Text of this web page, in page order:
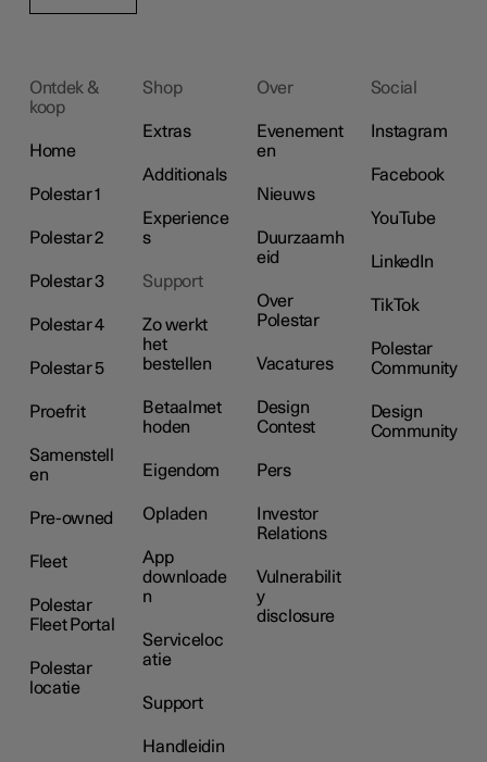
Ontdek &
koop
Home
Polestar 1
Polestar 2
Polestar 3
Polestar 4
Polestar 5
Proefrit
Samenstell
en
Pre-owned
Fleet
Polestar
Fleet Portal
Polestar
locatie
Shop
Extras
Additionals
Experience
s
Support
Zo werkt
het
bestellen
Betaalmet
hoden
Eigendom
Opladen
App
downloade
n
Serviceloc
atie
Support
Handleidin
Over
Evenement
en
Nieuws
Duurzaamh
eid
Over
Polestar
Vacatures
Design
Contest
Pers
Investor
Relations
Vulnerabilit
y
disclosure
Social
Instagram
Facebook
YouTube
LinkedIn
TikTok
Polestar
Community
Design
Community